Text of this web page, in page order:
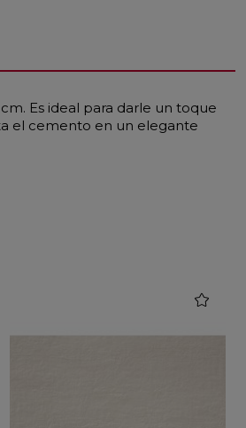
Es ideal para darle un toque
el cemento en un elegante
favorite